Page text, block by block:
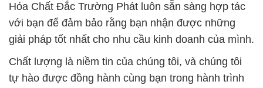
Hóa Chất Đắc Trường Phát luôn sẵn sàng hợp tác
với bạn để đảm bảo rằng bạn nhận được những
giải pháp tốt nhất cho nhu cầu kinh doanh của mình.
Chất lượng là niềm tin của chúng tôi, và chúng tôi
tự hào được đồng hành cùng bạn trong hành trình